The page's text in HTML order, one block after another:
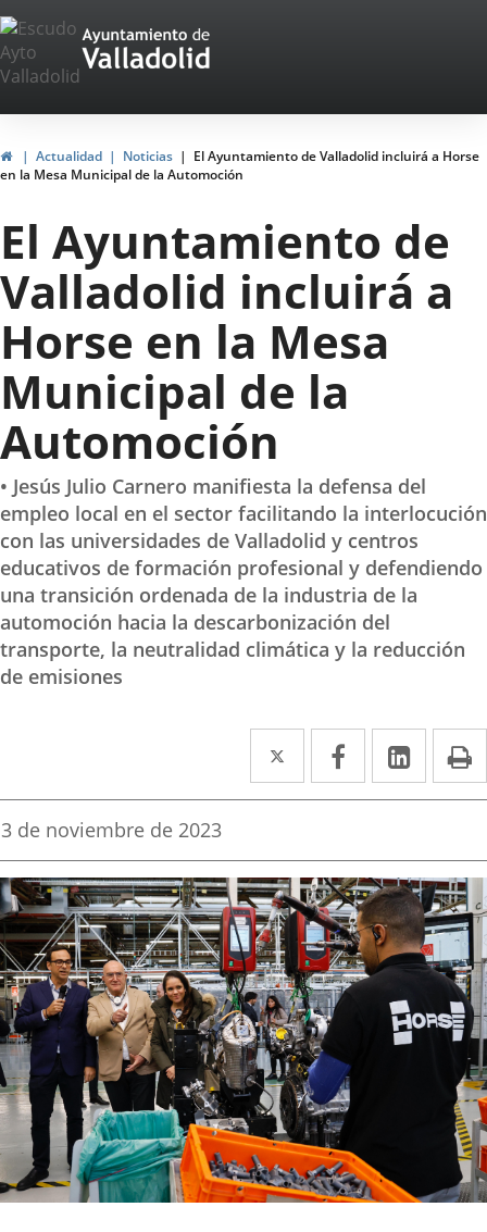
Saltar al contenido
Portal
Web
del
Ayuntamiento
de
Valladolid
InicioActualidad Noticias
El Ayuntamiento de Valladolid incluirá a Horse
en la Mesa Municipal de la Automoción
El Ayuntamiento de
Valladolid incluirá a
Horse en la Mesa
Municipal de la
Automoción
• Jesús Julio Carnero manifiesta la defensa del
empleo local en el sector facilitando la interlocución
con las universidades de Valladolid y centros
educativos de formación profesional y defendiendo
una transición ordenada de la industria de la
automoción hacia la descarbonización del
transporte, la neutralidad climática y la reducción
de emisiones
Twitter
Enlace
a
aplicación
externa.
Facebook
Enlace
a
aplicación
externa.
Enlace
a
Fecha
la
noticia
3 de noviembre de 2023